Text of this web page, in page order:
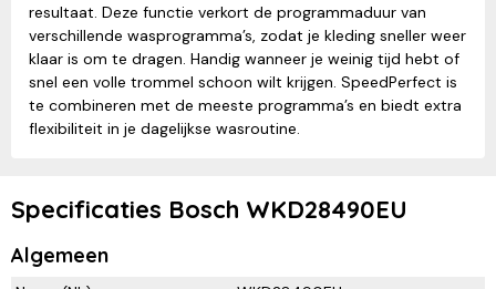
resultaat. Deze functie verkort de programmaduur van
verschillende wasprogramma’s, zodat je kleding sneller weer
klaar is om te dragen. Handig wanneer je weinig tijd hebt of
snel een volle trommel schoon wilt krijgen. SpeedPerfect is
te combineren met de meeste programma’s en biedt extra
flexibiliteit in je dagelijkse wasroutine.
Specificaties Bosch WKD28490EU
Algemeen